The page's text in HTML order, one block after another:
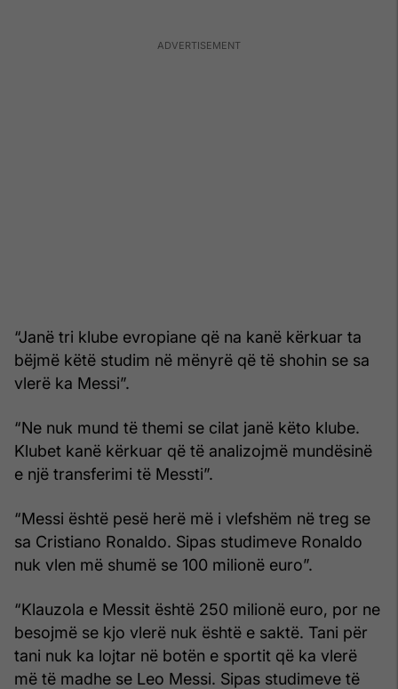
“Janë tri klube evropiane që na kanë kërkuar ta
bëjmë këtë studim në mënyrë që të shohin se sa
vlerë ka Messi”.
“Ne nuk mund të themi se cilat janë këto klube.
Klubet kanë kërkuar që të analizojmë mundësinë
e një transferimi të Messti”.
“Messi është pesë herë më i vlefshëm në treg se
sa Cristiano Ronaldo. Sipas studimeve Ronaldo
nuk vlen më shumë se 100 milionë euro”.
“Klauzola e Messit është 250 milionë euro, por ne
besojmë se kjo vlerë nuk është e saktë. Tani për
tani nuk ka lojtar në botën e sportit që ka vlerë
më të madhe se Leo Messi. Sipas studimeve të